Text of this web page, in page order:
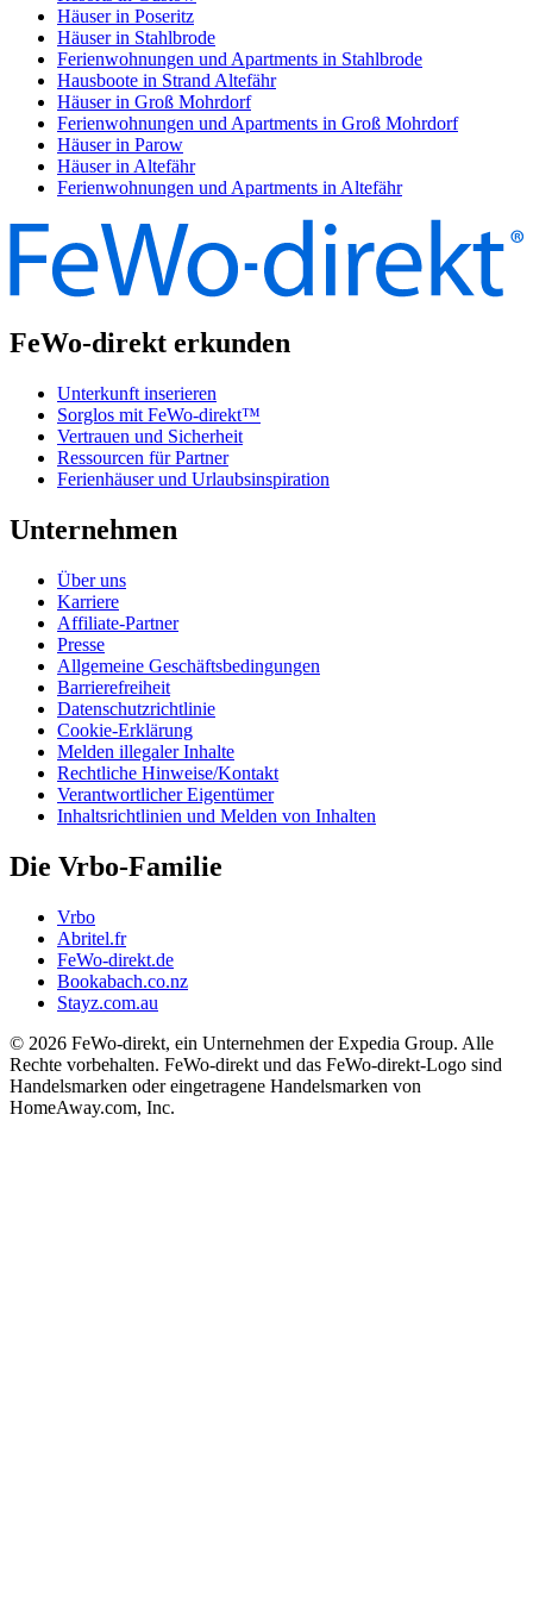
Häuser in Poseritz
Häuser in Stahlbrode
Ferienwohnungen und Apartments in Stahlbrode
Hausboote in Strand Altefähr
Häuser in Groß Mohrdorf
Ferienwohnungen und Apartments in Groß Mohrdorf
Häuser in Parow
Häuser in Altefähr
Ferienwohnungen und Apartments in Altefähr
FeWo-direkt erkunden
Unterkunft inserieren
Sorglos mit FeWo-direkt™
Vertrauen und Sicherheit
Ressourcen für Partner
Ferienhäuser und Urlaubsinspiration
Unternehmen
Über uns
Karriere
Affiliate-Partner
Presse
Allgemeine Geschäftsbedingungen
Barrierefreiheit
Datenschutzrichtlinie
Cookie-Erklärung
Melden illegaler Inhalte
Rechtliche Hinweise/Kontakt
Verantwortlicher Eigentümer
Inhaltsrichtlinien und Melden von Inhalten
Die Vrbo-Familie
Vrbo
Abritel.fr
FeWo-direkt.de
Bookabach.co.nz
Stayz.com.au
© 2026 FeWo-direkt, ein Unternehmen der Expedia Group. Alle
Rechte vorbehalten. FeWo-direkt und das FeWo-direkt-Logo sind
Handelsmarken oder eingetragene Handelsmarken von
HomeAway.com, Inc.